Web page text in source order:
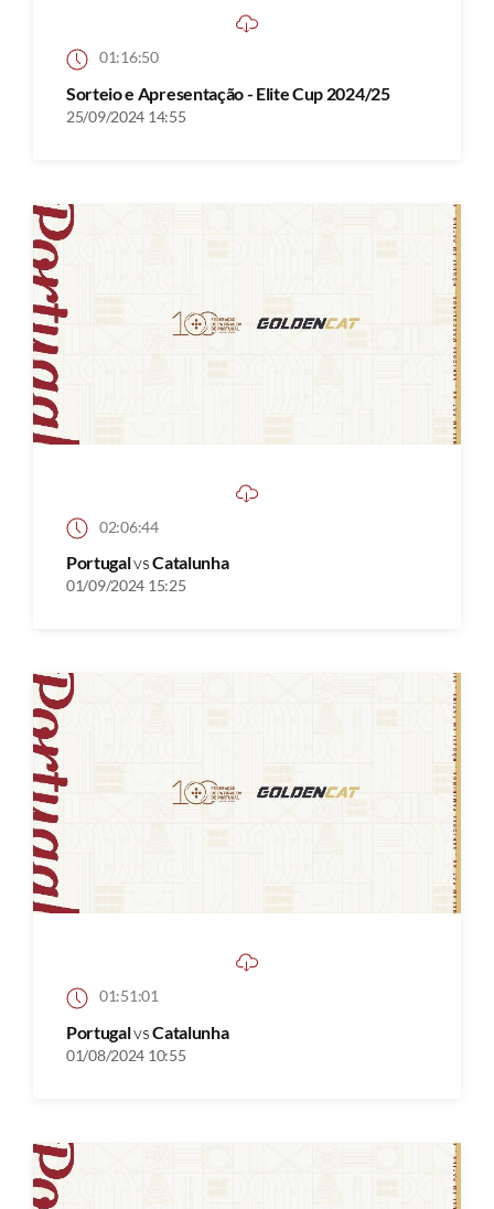
01:16:50
Sorteio e Apresentação - Elite Cup 2024/25
25/09/2024 14:55
02:06:44
PortugalvsCatalunha
01/09/2024 15:25
01:51:01
PortugalvsCatalunha
01/08/2024 10:55